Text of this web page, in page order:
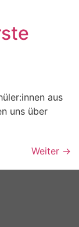
aus
uns über
Weiter →